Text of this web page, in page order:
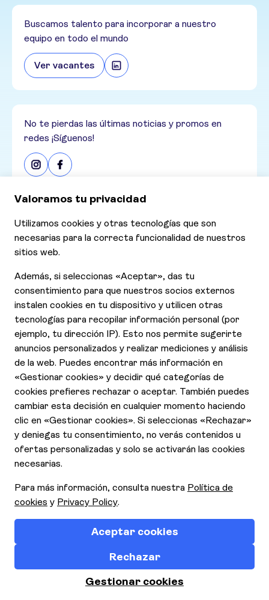
Buscamos talento para incorporar a nuestro
equipo en todo el mundo
Ver vacantes
No te pierdas las últimas noticias y promos en
redes ¡Síguenos!
Consultar nuestras últimas ofertas
Ofertas
Contáctanos
Declaración de Accesibilidad
Aviso de Privacidad
Cookies
Contrato y condiciones generales
Quienes somos
Responsabilidad Social Corporativa
Condiciones y términos de uso
Seguros
2.6.0 Copyrights © 2026 TUI Todos los derechos